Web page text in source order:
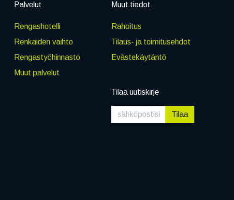
Palvelut
Rengashotelli
Renkaiden vaihto
Rengastyöhinnasto
Muut palvelut
Muut tiedot
Rahoitus
Tilaus- ja toimitusehdot
Evästekäytäntö
Tilaa uutiskirje
Tilaa